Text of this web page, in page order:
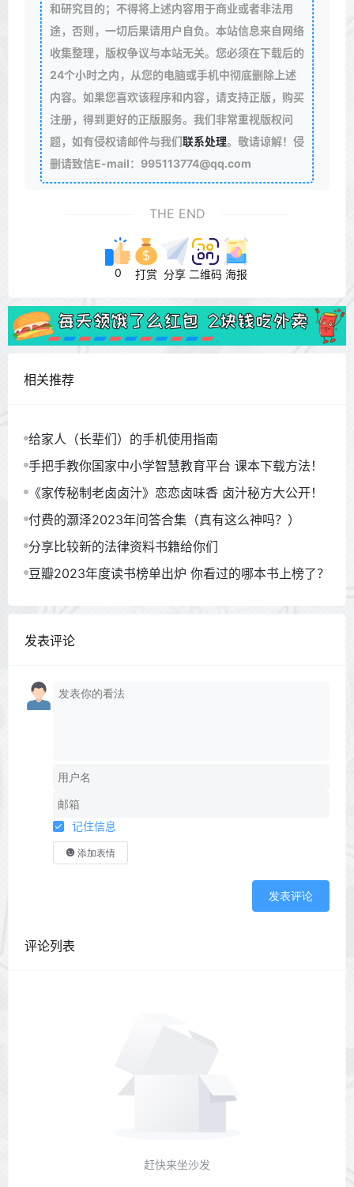
和研究目的；不得将上述内容用于商业或者非法用
途，否则，一切后果请用户自负。本站信息来自网络
收集整理，版权争议与本站无关。您必须在下载后的
24个小时之内，从您的电脑或手机中彻底删除上述
内容。如果您喜欢该程序和内容，请支持正版，购买
注册，得到更好的正版服务。我们非常重视版权问
题，如有侵权请邮件与我们联系处理。敬请谅解！侵
删请致信E-mail：995113774@qq.com
THE END
0 打赏 分享 二维码 海报
相关推荐
给家人（长辈们）的手机使用指南
手把手教你国家中小学智慧教育平台 课本下载方法！
《家传秘制老卤卤汁》恋恋卤味香 卤汁秘方大公开！
付费的灏泽2023年问答合集（真有这么神吗？）
分享比较新的法律资料书籍给你们
豆瓣2023年度读书榜单出炉 你看过的哪本书上榜了？
发表评论
记住信息
添加表情
发表评论
评论列表
赶快来坐沙发